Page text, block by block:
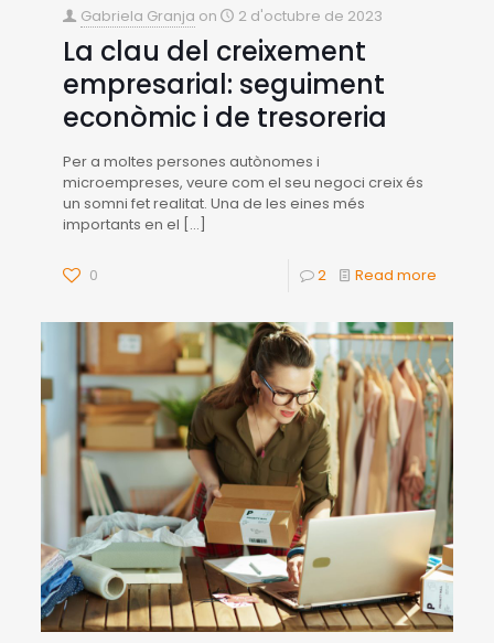
Gabriela Granja on 2 d'octubre de 2023
La clau del creixement
empresarial: seguiment
econòmic i de tresoreria
Per a moltes persones autònomes i
microempreses, veure com el seu negoci creix és
un somni fet realitat. Una de les eines més
importants en el […]
0 2 Read more